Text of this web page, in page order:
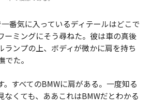
番気に入っているディテールはどこで
ーミングにそう尋ねた。彼は車の真後
ランプの上、ボディが微かに肩を持ち
た。
。すべてのBMWに肩がある。一度知る
なくても、ああこれはBMWだとわかる